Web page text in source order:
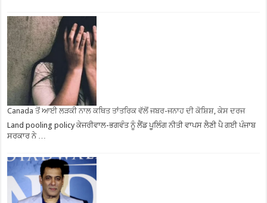
Canada ਤੋਂ ਆਈ ਲੜਕੀ ਨਾਲ ਕਥਿਤ ਤਾਂਤਰਿਕ ਵੱਲੋਂ ਜਬਰ-ਜਨਾਹ ਦੀ ਕੋਸ਼ਿਸ਼, ਕੇਸ ਦਰਜ
Land pooling policy ਕੇਜਰੀਵਾਲ-ਭਗਵੰਤ ਨੂੰ ਲੈਂਡ ਪੂਲਿੰਗ ਨੀਤੀ ਵਾਪਸ ਲੈਣੀ ਪੈ ਗਈ ਪੰਜਾਬ
ਸਰਕਾਰ ਨੇ …